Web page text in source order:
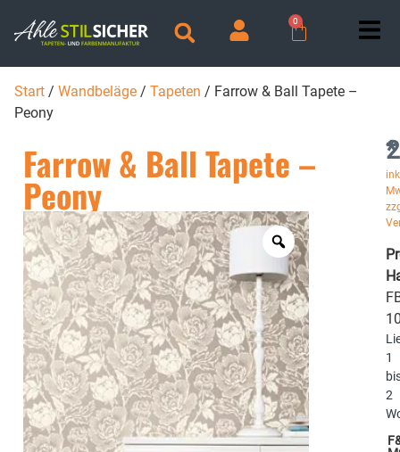
0
Start / Wandbeläge / Tapeten / Farrow & Ball Tapete –
Peony
Farrow & Ball Tapete –
Peony
*
1
2